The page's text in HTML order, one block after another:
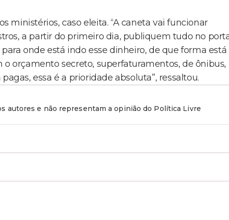
ministérios, caso eleita. “A caneta vai funcionar
a partir do primeiro dia, publiquem tudo no
onde está indo esse dinheiro, de que forma está
orçamento secreto, superfaturamentos, de ônibus,
essa é a prioridade absoluta”, ressaltou.
autores e não representam a opinião do Política Livre